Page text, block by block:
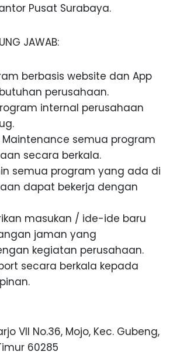
Pusat Surabaya.
JAWAB:
berbasis website dan App
perusahaan.
internal perusahaan
semua program
secara berkala.
semua program yang ada di
dapat bekerja dengan
masukan / ide-ide baru
jaman yang
kegiatan perusahaan.
secara berkala kepada
VII No.36, Mojo, Kec. Gubeng,
60285